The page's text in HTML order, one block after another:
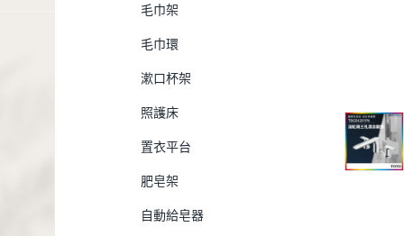
毛巾架
毛巾環
漱口杯架
照護床
置衣平台
肥皂架
自動給皂器